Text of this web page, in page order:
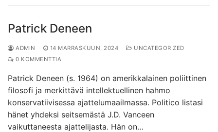
Patrick Deneen
ADMIN 14 MARRASKUUN, 2024
UNCATEGORIZED
0 KOMMENTTIA
Patrick Deneen (s. 1964) on amerikkalainen poliittinen
filosofi ja merkittävä intellektuellinen hahmo
konservatiivisessa ajattelumaailmassa. Politico listasi
hänet yhdeksi seitsemästä J.D. Vanceen
vaikuttaneesta ajattelijasta. Hän on…